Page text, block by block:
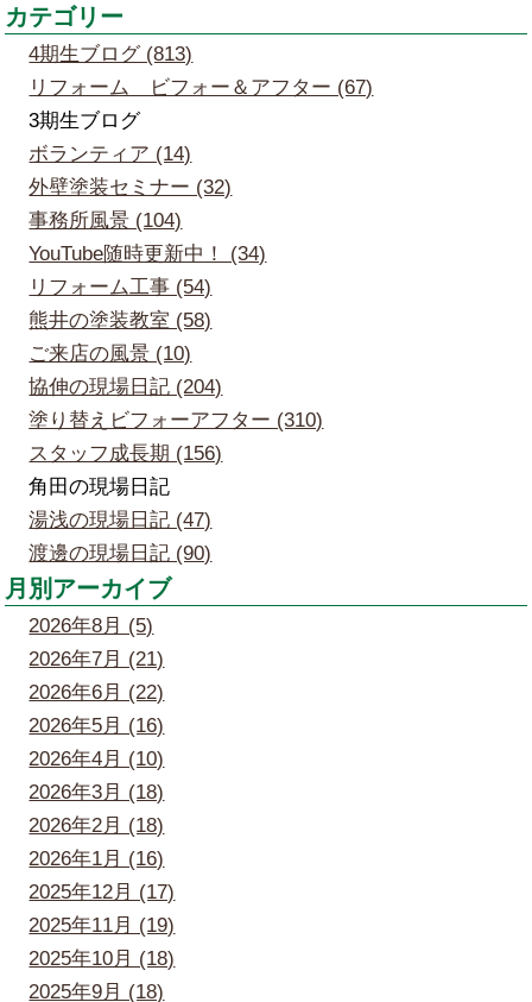
カテゴリー
4期生ブログ (813)
リフォーム ビフォー＆アフター (67)
3期生ブログ
ボランティア (14)
外壁塗装セミナー (32)
事務所風景 (104)
YouTube随時更新中！ (34)
リフォーム工事 (54)
熊井の塗装教室 (58)
ご来店の風景 (10)
協伸の現場日記 (204)
塗り替えビフォーアフター (310)
スタッフ成長期 (156)
角田の現場日記
湯浅の現場日記 (47)
渡邊の現場日記 (90)
月別アーカイブ
2026年8月 (5)
2026年7月 (21)
2026年6月 (22)
2026年5月 (16)
2026年4月 (10)
2026年3月 (18)
2026年2月 (18)
2026年1月 (16)
2025年12月 (17)
2025年11月 (19)
2025年10月 (18)
2025年9月 (18)